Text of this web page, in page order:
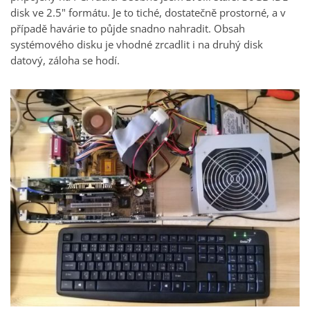
disk ve 2.5" formátu. Je to tiché, dostatečně prostorné, a v
případě havárie to půjde snadno nahradit. Obsah
systémového disku je vhodné zrcadlit i na druhý disk
datový, záloha se hodí.